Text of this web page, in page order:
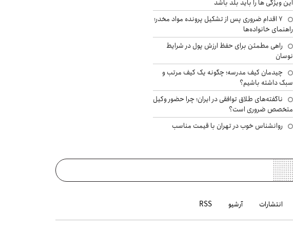
این ویژگی ها را باید بلد باشد
۷ اقدام ضروری پس از تشکیل پرونده مواد مخدر؛
راهنمای خانواده‌ها
راهی مطمئن برای حفظ ارزش پول در شرایط
نوسان
چیدمان کیف مدرسه؛ چگونه یک کیف مرتب و
سبک داشته باشیم؟
ناگفته‌های طلاق توافقی در ایران؛ چرا حضور وکیل
متخصص ضروری است؟
روانشناس خوب در تهران با قیمت مناسب
انتشارات آرشیو RSS